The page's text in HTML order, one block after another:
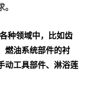
种领域中，比如齿
燃油系统部件的衬
动工具部件、淋浴莲